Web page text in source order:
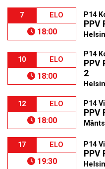
7 ELO
18:00
P14
PPV
10 ELO
18:00
P14
PPV
2
12 ELO
18:00
P14
PPV
17 ELO
19:30
P14
PPV